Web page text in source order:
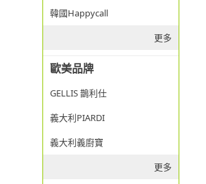
韓國Happycall
更多
歐美品牌
GELLIS 鵲利仕
義大利PIARDI
義大利義廚寶
更多